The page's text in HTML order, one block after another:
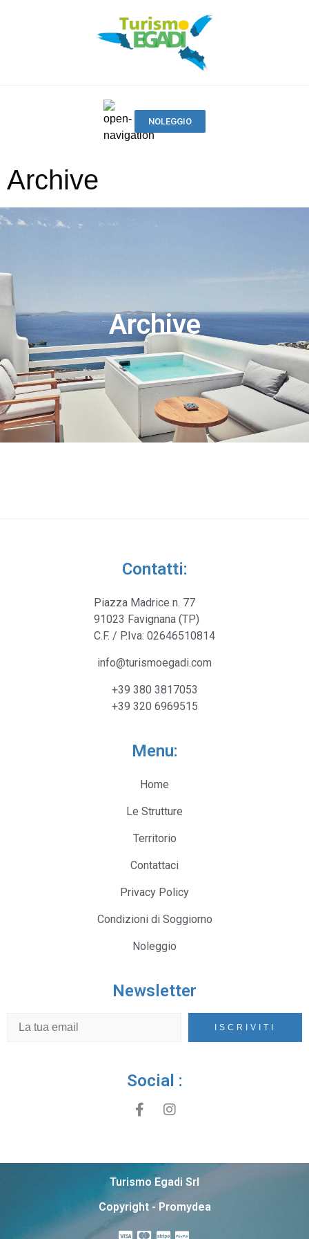
NOLEGGIO
Archive
Archive
Contatti:
Piazza Madrice n. 77
91023 Favignana (TP)
C.F. / P.Iva: 02646510814
info@turismoegadi.com
+39 380 3817053
+39 320 6969515
Menu:
Home
Le Strutture
Territorio
Contattaci
Privacy Policy
Condizioni di Soggiorno
Noleggio
Newsletter
Social :
Turismo Egadi Srl
Copyright - Promydea